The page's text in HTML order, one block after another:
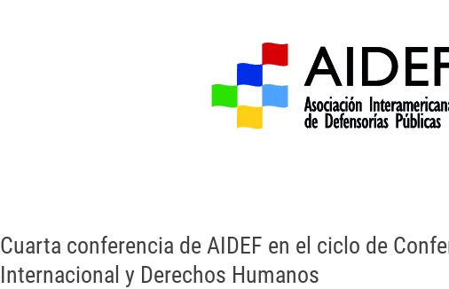
Cuarta conferencia de AIDEF en el ciclo de
Internacional y Derechos Humanos